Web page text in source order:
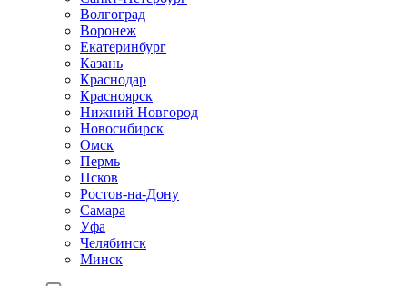
Волгоград
Воронеж
Екатеринбург
Казань
Краснодар
Красноярск
Нижний Новгород
Новосибирск
Омск
Пермь
Псков
Ростов-на-Дону
Самара
Уфа
Челябинск
Минск